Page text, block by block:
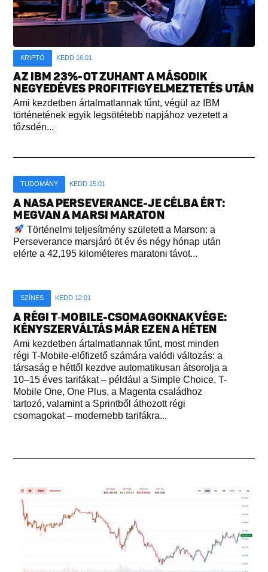
KRIPTÓ KEDD 16:01
AZ IBM 23%-OT ZUHANT A MÁSODIK
NEGYEDÉVES PROFITFIGYELMEZTETÉS UTÁN
Ami kezdetben ártalmatlannak tűnt, végül az IBM
történetének egyik legsötétebb napjához vezetett a
tőzsdén...
TUDOMÁNY KEDD 15:01
A NASA PERSEVERANCE-JE CÉLBA ÉRT:
MEGVAN A MARSI MARATON
Történelmi teljesítmény született a Marson: a
Perseverance marsjáró öt év és négy hónap után
elérte a 42,195 kilométeres maratoni távot...
SZÍNES KEDD 12:01
A RÉGI T‑MOBILE-CSOMAGOKNAK VÉGE:
KÉNYSZERVÁLTÁS MÁR EZEN A HÉTEN
Ami kezdetben ártalmatlannak tűnt, most minden
régi T-Mobile-előfizető számára valódi változás: a
társaság e héttől kezdve automatikusan átsorolja a
10–15 éves tarifákat – például a Simple Choice, T-
Mobile One, One Plus, a Magenta családhoz
tartozó, valamint a Sprintből áthozott régi
csomagokat – modernebb tarifákra...